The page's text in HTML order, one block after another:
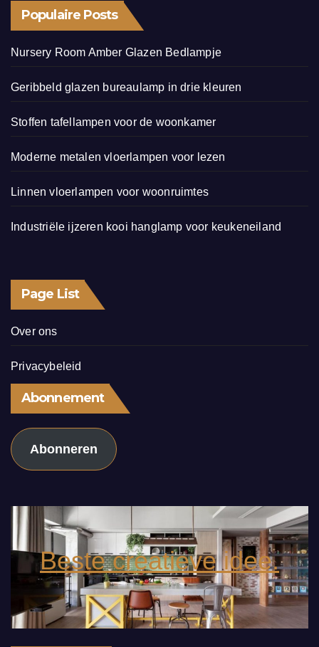
Populaire Posts
Nursery Room Amber Glazen Bedlampje
Geribbeld glazen bureaulamp in drie kleuren
Stoffen tafellampen voor de woonkamer
Moderne metalen vloerlampen voor lezen
Linnen vloerlampen voor woonruimtes
Industriële ijzeren kooi hanglamp voor keukeneiland
Page List
Over ons
Privacybeleid
Abonnement
Abonneren
Beste creatieve idee.